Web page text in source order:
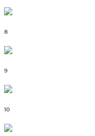
8
9
10